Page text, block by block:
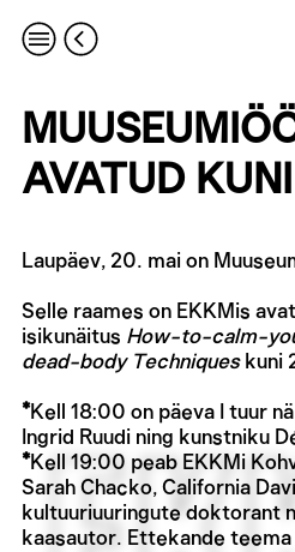
AVATUD
Laupäev, 20. mai on
Selle raames on EKKMis
isikunäitus How-to-calm-
dead-body Techniqueskuni
*Kell 18:00 on päeva I tuur
Ingrid Ruudi ning kunstniku
*Kell 19:00 peab EKKMi
Sarah Chacko, California
kultuuriuuringute doktorant
kaasautor. Ettekande